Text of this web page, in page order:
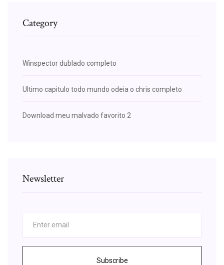
Category
Winspector dublado completo
Ultimo capitulo todo mundo odeia o chris completo
Download meu malvado favorito 2
Newsletter
Subscribe